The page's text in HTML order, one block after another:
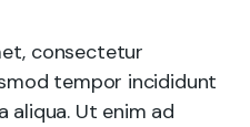
consectetur
tempor incididunt
aliqua. Ut enim ad